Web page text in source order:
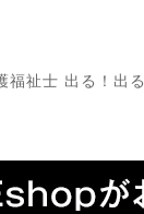
福祉士 出る！出